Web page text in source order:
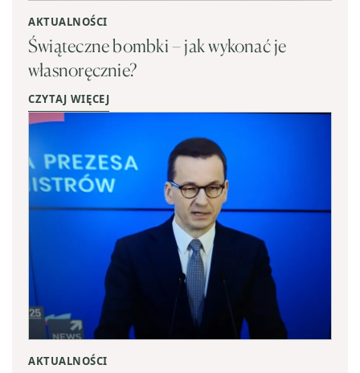
AKTUALNOŚCI
Świąteczne bombki – jak wykonać je
własnoręcznie?
CZYTAJ WIĘCEJ
AKTUALNOŚCI